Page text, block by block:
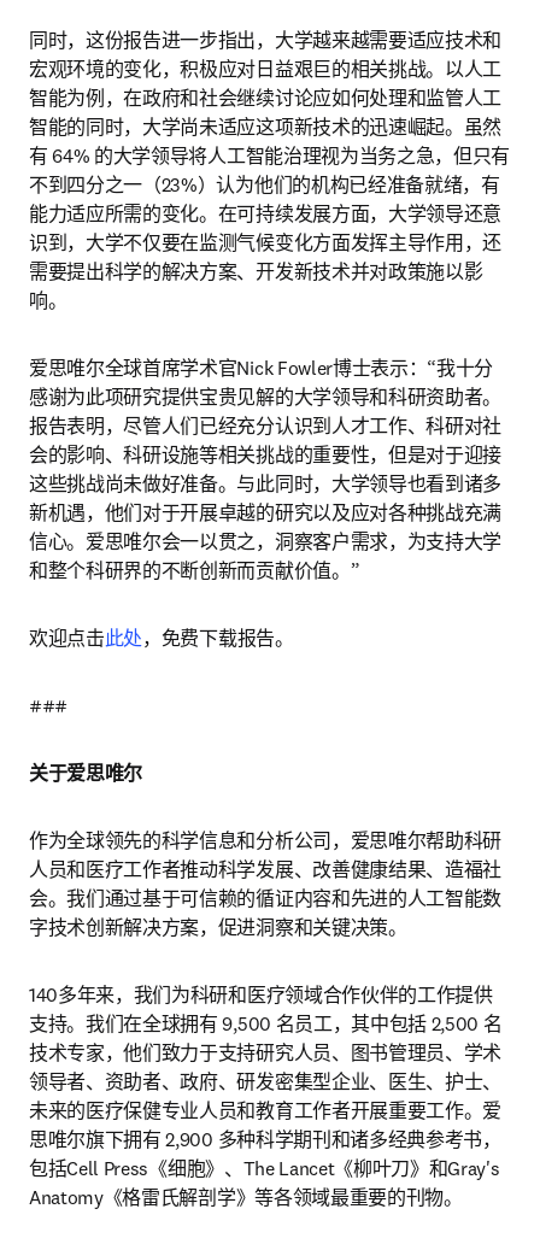
同时，这份报告进一步指出，大学越来越需要适应技术和
宏观环境的变化，积极应对日益艰巨的相关挑战。以人工
智能为例，在政府和社会继续讨论应如何处理和监管人工
智能的同时，大学尚未适应这项新技术的迅速崛起。虽然
有 64% 的大学领导将人工智能治理视为当务之急，但只有
不到四分之一（23%）认为他们的机构已经准备就绪，有
能力适应所需的变化。在可持续发展方面，大学领导还意
识到，大学不仅要在监测气候变化方面发挥主导作用，还
需要提出科学的解决方案、开发新技术并对政策施以影
响。
爱思唯尔全球首席学术官Nick Fowler博士表示：“我十分
感谢为此项研究提供宝贵见解的大学领导和科研资助者。
报告表明，尽管人们已经充分认识到人才工作、科研对社
会的影响、科研设施等相关挑战的重要性，但是对于迎接
这些挑战尚未做好准备。与此同时，大学领导也看到诸多
新机遇，他们对于开展卓越的研究以及应对各种挑战充满
信心。爱思唯尔会一以贯之，洞察客户需求，为支持大学
和整个科研界的不断创新而贡献价值。”
欢迎点击此处，免费下载报告。
###
关于爱思唯尔
作为全球领先的科学信息和分析公司，爱思唯尔帮助科研
人员和医疗工作者推动科学发展、改善健康结果、造福社
会。我们通过基于可信赖的循证内容和先进的人工智能数
字技术创新解决方案，促进洞察和关键决策。
140多年来，我们为科研和医疗领域合作伙伴的工作提供
支持。我们在全球拥有 9,500 名员工，其中包括 2,500 名
技术专家，他们致力于支持研究人员、图书管理员、学术
领导者、资助者、政府、研发密集型企业、医生、护士、
未来的医疗保健专业人员和教育工作者开展重要工作。爱
思唯尔旗下拥有 2,900 多种科学期刊和诸多经典参考书，
包括Cell Press《细胞》、The Lancet《柳叶刀》和Gray's
Anatomy《格雷氏解剖学》等各领域最重要的刊物。